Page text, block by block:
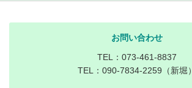
お問い合わせ
TEL：073-461-8837
TEL：090-7834-2259（新堀）